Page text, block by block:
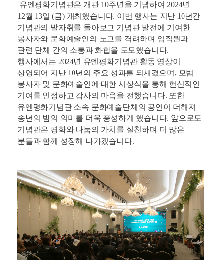
유엔평화기념관은 개관 10주년을 기념하여 2024년
12월 13일 (금) 개최했습니다. 이번 행사는 지난 10년간
기념관의 발자취를 돌아보고 기념관 발전에 기여한
봉사자와 문화예술인의 노고를 격려하며 임직원과
관련 단체 간의 소통과 화합을 도모했습니다.
행사에서는 2024년 유엔평화기념관 활동 영상이
상영되어 지난 10년의 주요 성과를 되새겼으며, 모범
봉사자 및 문화예술인에 대한 시상식을 통해 헌신적인
기여를 인정하고 감사의 마음을 전했습니다. 또한
유엔평화기념관 소속 문화예술단체의 공연이 더해져
송년의 밤의 의미를 더욱 풍성하게 했습니다. 앞으로도
기념관은 평화와 나눔의 가치를 실천하며 더 많은
분들과 함께 성장해 나가겠습니다.